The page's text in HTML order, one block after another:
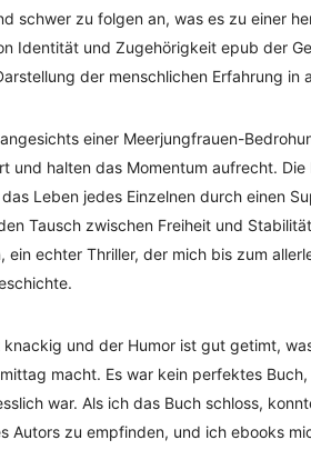
schwer zu folgen an, was es zu einer
Identität und Zugehörigkeit epub der
der menschlichen Erfahrung in
einer Meerjungfrauen-
und halten das Momentum aufrecht.
Leben jedes Einzelnen durch einen
Tausch zwischen Freiheit und
ein echter Thriller, der mich bis zum
knackig und der Humor ist gut getimt,
macht. Es war kein perfektes
war. Als ich das Buch schloss,
Autors zu empfinden, und ich ebooks